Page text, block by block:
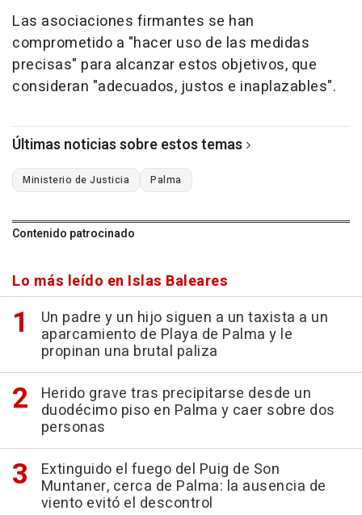
Las asociaciones firmantes se han
comprometido a "hacer uso de las medidas
precisas" para alcanzar estos objetivos, que
consideran "adecuados, justos e inaplazables".
Últimas noticias sobre estos temas
Ministerio de Justicia Palma
Contenido patrocinado
Lo más leído en Islas Baleares
Un padre y un hijo siguen a un taxista a un
aparcamiento de Playa de Palma y le
propinan una brutal paliza
Herido grave tras precipitarse desde un
duodécimo piso en Palma y caer sobre dos
personas
Extinguido el fuego del Puig de Son
Muntaner, cerca de Palma: la ausencia de
viento evitó el descontrol